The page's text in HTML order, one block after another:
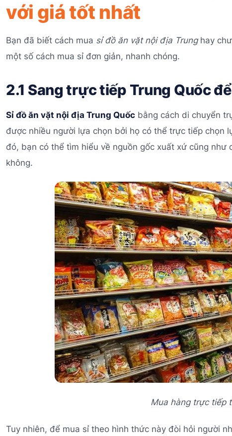
với giá tốt nhất
Bạn đã biết cách mua sỉ đồ ăn vặt nội địa Trunghay
một số cách mua sỉ đơn giản, nhanh chóng.
2.1 Sang trực tiếp Trung Quốc
Sỉ đồ ăn vặt nội địa Trung Quốc bằng cách di chuyển
được nhiều người lựa chọn bởi họ có thể trực tiếp chọn
đó, bạn có thể tìm hiểu về nguồn gốc xuất xứ cũng
không.
Mua hàng trực tiếp
Tuy nhiên, để mua sỉ theo hình thức này đòi hỏi người